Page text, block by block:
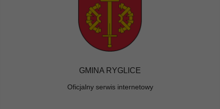
GMINA RYGLICE
Oficjalny serwis internetowy